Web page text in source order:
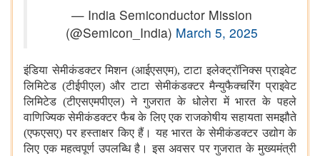
— India Semiconductor Mission
(@Semicon_India) March 5, 2025
इंडिया सेमीकंडक्टर मिशन (आईएसएम), टाटा इलेक्ट्रॉनिक्स प्राइवेट
लिमिटेड (टीईपीएल) और टाटा सेमीकंडक्टर मैन्युफैक्चरिंग प्राइवेट
लिमिटेड (टीएसएमपीएल) ने गुजरात के धोलेरा में भारत के पहले
वाणिज्यिक सेमीकंडक्टर फैब के लिए एक राजकोषीय सहायता समझौते
(एफएसए) पर हस्ताक्षर किए हैं। यह भारत के सेमीकंडक्टर उद्योग के
लिए एक महत्वपूर्ण उपलब्धि है। इस अवसर पर गुजरात के मुख्यमंत्री